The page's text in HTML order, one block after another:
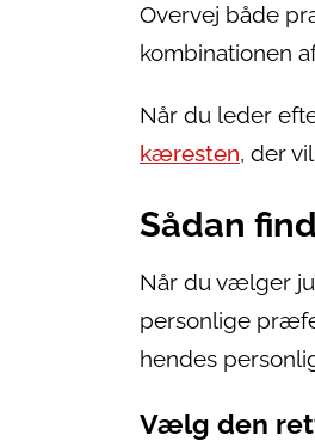
Overvej både
kombinationen
Når du leder
kæresten, der
Sådan
Når du vælger
personlige
hendes
Vælg den